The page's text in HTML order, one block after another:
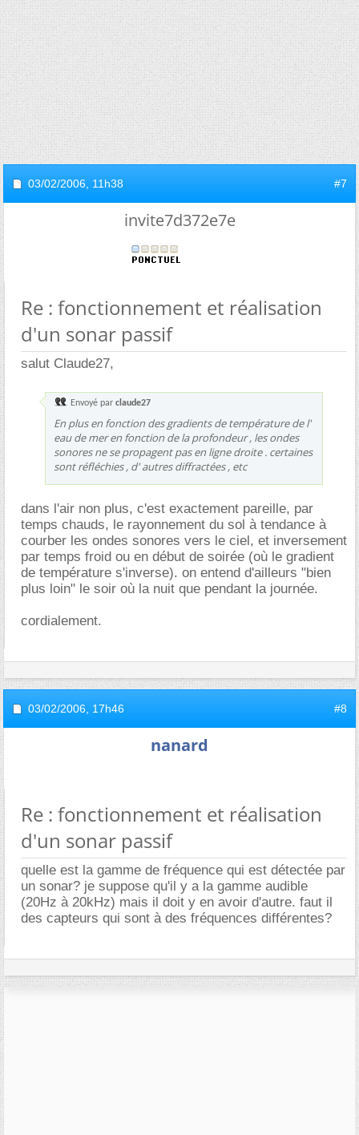
03/02/2006, 11h38 #7
invite7d372e7e
Re : fonctionnement et réalisation
d'un sonar passif
salut Claude27,
Envoyé par claude27
En plus en fonction des gradients de température de l'
eau de mer en fonction de la profondeur , les ondes
sonores ne se propagent pas en ligne droite . certaines
sont réfléchies , d' autres diffractées , etc
dans l'air non plus, c'est exactement pareille, par
temps chauds, le rayonnement du sol à tendance à
courber les ondes sonores vers le ciel, et inversement
par temps froid ou en début de soirée (où le gradient
de température s'inverse). on entend d'ailleurs "bien
plus loin" le soir où la nuit que pendant la journée.
cordialement.
03/02/2006, 17h46 #8
nanard
Re : fonctionnement et réalisation
d'un sonar passif
quelle est la gamme de fréquence qui est détectée par
un sonar? je suppose qu'il y a la gamme audible
(20Hz à 20kHz) mais il doit y en avoir d'autre. faut il
des capteurs qui sont à des fréquences différentes?